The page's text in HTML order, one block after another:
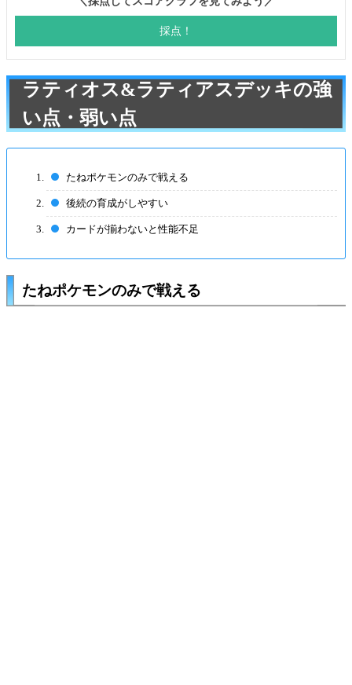
ラティオス&ラティアスデッキの強
い点・弱い点
たねポケモンのみで戦える
後続の育成がしやすい
カードが揃わないと性能不足
たねポケモンのみで戦える